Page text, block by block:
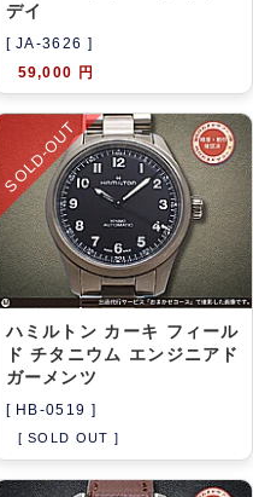
デイ
[ JA-3626 ]
59,000 円
SOLD-OUT
ハミルトン カーキ フィール
ド チタニウム エンジニアド
ガーメンツ
[ HB-0519 ]
[ SOLD OUT ]